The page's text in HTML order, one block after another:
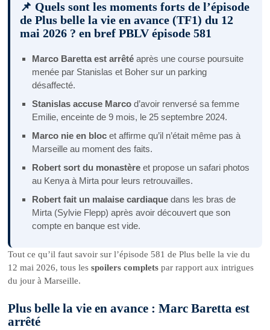
📌 Quels sont les moments forts de l’épisode
de Plus belle la vie en avance (TF1) du 12
mai 2026 ? en bref PBLV épisode 581
Marco Baretta est arrêté après une course poursuite
menée par Stanislas et Boher sur un parking
désaffecté.
Stanislas accuse Marco d’avoir renversé sa femme
Emilie, enceinte de 9 mois, le 25 septembre 2024.
Marco nie en bloc et affirme qu’il n’était même pas à
Marseille au moment des faits.
Robert sort du monastère et propose un safari photos
au Kenya à Mirta pour leurs retrouvailles.
Robert fait un malaise cardiaque dans les bras de
Mirta (Sylvie Flepp) après avoir découvert que son
compte en banque est vide.
Tout ce qu’il faut savoir sur l’épisode 581 de Plus belle la vie du
12 mai 2026, tous lesspoilers complets par rapport aux intrigues
du jour à Marseille.
Plus belle la vie en avance : Marc Baretta est
arrêté